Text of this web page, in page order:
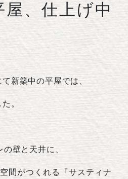
、仕上げ中
新築中の平屋では、
。
壁と天井に、
間がつくれる『サスティナ